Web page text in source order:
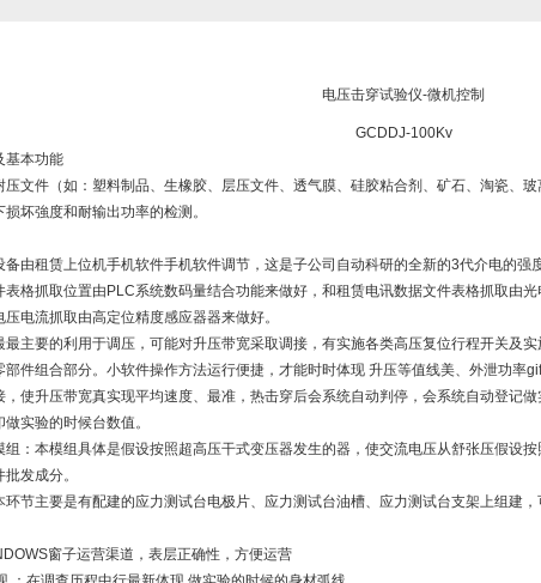
电压击穿试验仪-微机控制
GCDDJ-100Kv
基本功能
压文件（如：塑料制品、生橡胶、层压文件、透气膜、硅胶粘合剂、矿石、淘瓷、
坏強度和耐输出功率的检测。
备由租赁上位机手机软件手机软件调节，这是子公司自动科研的全新的3代介电的
表格抓取位置由PLC系统数码量结合功能来做好，和租赁电讯数据文件表格抓取由
电流抓取由高定位精度感应器器来做好。
最主要的利用于调压，可能对升压带宽采取调接，有实施各类高压复位行程开关及
部件组合部分。小软件操作方法运行便捷，才能时时体现 升压等值线美、外泄功率
，使升压带宽真实现平均速度、最准，热击穿后会系统自动判停，会系统自动登记
实验的时候台数值。
组：本模组具体是假设按照超高压干式变压器发生的器，使交流电压从舒张压假设
发成分。
节主要是有配建的应力测试台电极片、应力测试台油槽、应力测试台支架上组建
窗子运营渠道，表层正确性，方便运营